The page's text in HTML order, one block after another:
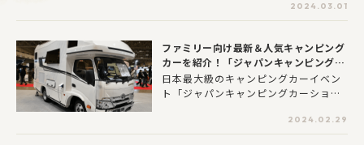
の鼻炎の場合、アレルゲン（アレルギ
ーを引き起こす原因物質）がある限り
症状が続きます。中でも、季節性アレ
ルギー性鼻炎は花粉によって引き起こ
される「花粉症」の名でよく知られて
いますが、大人だけでなく乳幼児時期
からでも花粉症を発症するお子さんが
かいストーリー。２月２日にファン待
望の単行本第二弾が発売になります。
2024.03.01
ファミリー向け最新＆人気キャンピング
カーを紹介！「ジャパンキャンピングカ
ーショー2024」
日本最大級のキャンピングカーイベン
ト「ジャパンキャンピングカーショー2
に開催。会場の幕張メッセには過去最
高の出展台数382台が並び、4日間で計
2024.02.29